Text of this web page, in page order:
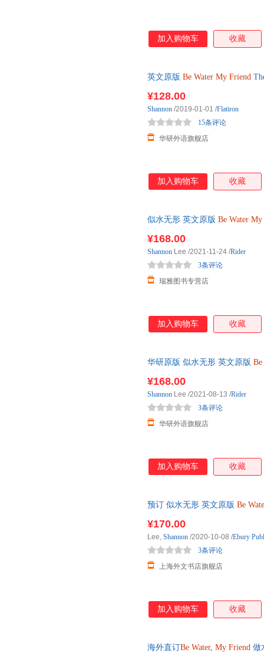
加入购物车 收藏
英文原版 Be Water My Friend
¥128.00
华研外语旗舰店
15条评论
Shannon /2019-01-01 /Flatiron
加入购物车 收藏
似水无形 英文原版 Be Water My
¥168.00
瑞雅图书专营店
3条评论
Shannon Lee /2021-11-24 /Rider
加入购物车 收藏
华研原版 似水无形 英文原版 Be
¥168.00
华研外语旗舰店
3条评论
Shannon Lee /2021-08-13 /Rider
加入购物车 收藏
预订 似水无形 英文原版 Be
¥170.00
上海外文书店旗舰店
3条评论
Lee, Shannon /2020-10-08 /Ebury
加入购物车 收藏
海外直订Be Water, My Friend 做